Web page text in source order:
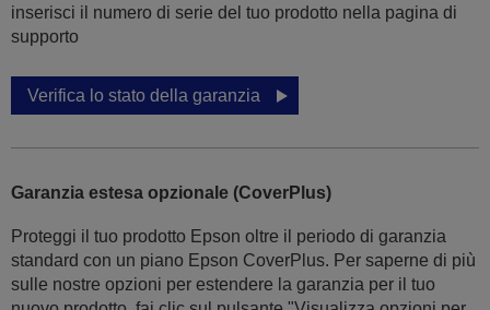
inserisci il numero di serie del tuo prodotto nella pagina di
supporto
Verifica lo stato della garanzia
Garanzia estesa opzionale (CoverPlus)
Proteggi il tuo prodotto Epson oltre il periodo di garanzia
standard con un piano Epson CoverPlus. Per saperne di più
sulle nostre opzioni per estendere la garanzia per il tuo